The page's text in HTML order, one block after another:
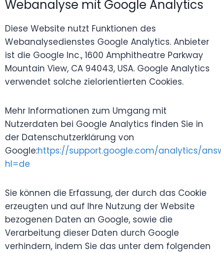
Webanalyse mit Google Analytics
Diese Website nutzt Funktionen des
Webanalysedienstes Google Analytics. Anbieter
ist die Google Inc., 1600 Amphitheatre Parkway
Mountain View, CA 94043, USA. Google Analytics
verwendet solche zielorientierten Cookies.
Mehr Informationen zum Umgang mit
Nutzerdaten bei Google Analytics finden Sie in
der Datenschutzerklärung von
Google:https://support.google.com/analytics/
hl=de
Sie können die Erfassung, der durch das Cookie
erzeugten und auf Ihre Nutzung der Website
bezogenen Daten an Google, sowie die
Verarbeitung dieser Daten durch Google
verhindern, indem Sie das unter dem folgenden